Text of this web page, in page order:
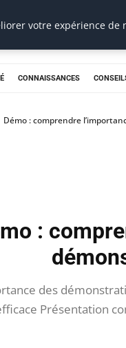
Pro
CONNAISSANCES
Démo : comprendre
:
des
Présentation
votre expérience